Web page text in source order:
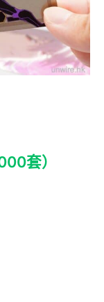
套）